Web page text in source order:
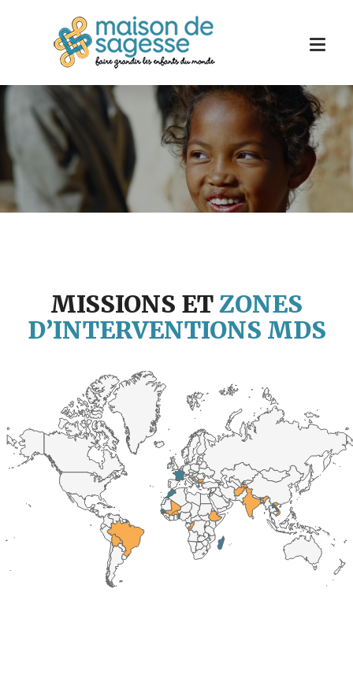
MISSIONS ETZONES
D’INTERVENTIONS MDS